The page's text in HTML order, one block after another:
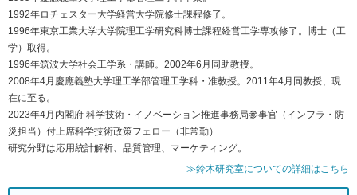
1992年ロチェスター大学経営大学院修士課程修了。
1996年東京工業大学大学院理工学研究科博士課程経営工学専攻修了。博士（工
学）取得。
1996年筑波大学社会工学系・講師。2002年6月同助教授。
2008年4月慶應義塾大学理工学部管理工学科・准教授。2011年4月同教授、現
在に至る。
2023年4月内閣府 科学技術・イノベーション推進事務局参事官（インフラ・防
災担当）付上席科学技術政策フェロー（非常勤）
研究分野は応用統計解析、品質管理、マーケティング。
≫鈴木研究室についての詳細はこちら